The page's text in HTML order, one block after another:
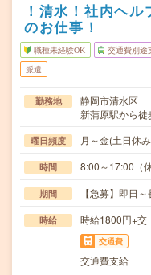
！清水！社内ヘ
のお仕事！
職種未経験OK 交通費別途
派遣
勤務地
静岡市清水区
新蒲原駅から徒
曜日頻度 月～金(土日休み
時間 8:00～17:00（
期間 【急募】即日
時給 時給1800円+
交通費
交通費支給